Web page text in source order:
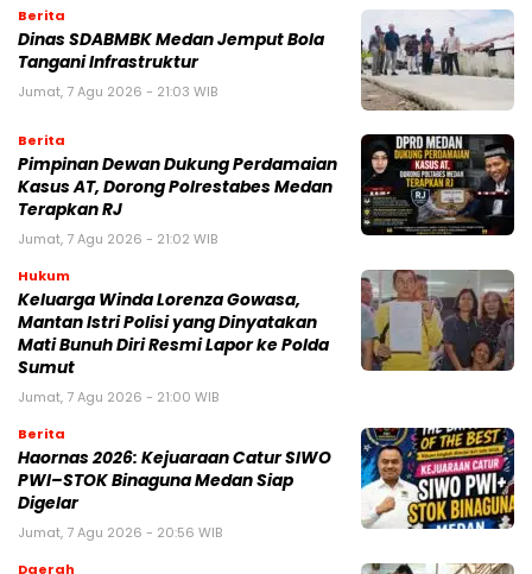
Berita
Dinas SDABMBK Medan Jemput Bola
Tangani Infrastruktur
Jumat, 7 Agu 2026 - 21:03 WIB
Berita
Pimpinan Dewan Dukung Perdamaian
Kasus AT, Dorong Polrestabes Medan
Terapkan RJ
Jumat, 7 Agu 2026 - 21:02 WIB
Hukum
Keluarga Winda Lorenza Gowasa,
Mantan Istri Polisi yang Dinyatakan
Mati Bunuh Diri Resmi Lapor ke Polda
Sumut
Jumat, 7 Agu 2026 - 21:00 WIB
Berita
Haornas 2026: Kejuaraan Catur SIWO
PWI–STOK Binaguna Medan Siap
Digelar
Jumat, 7 Agu 2026 - 20:56 WIB
Daerah